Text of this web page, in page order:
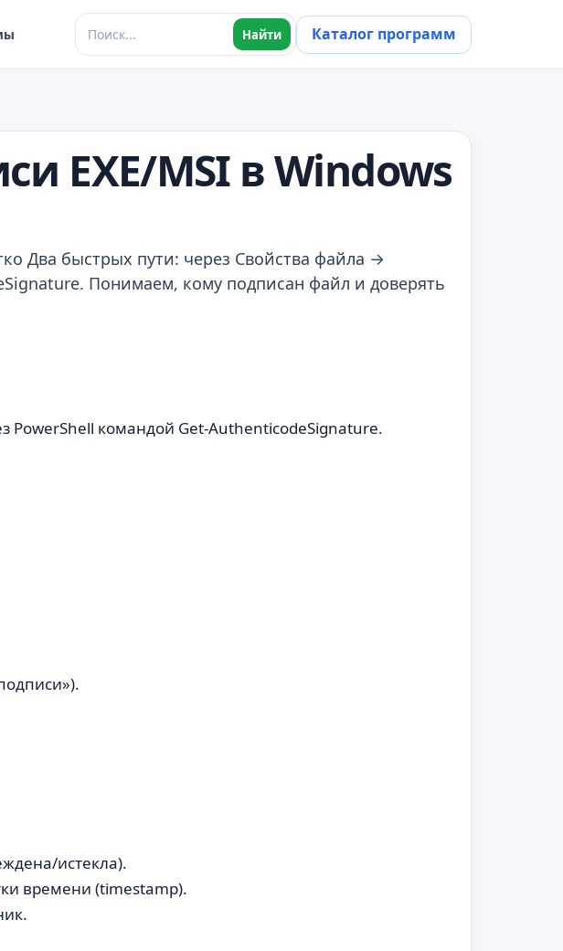
Найти Каталог программ
EXE/MSI в Windows
Два быстрых пути: через Свойства файла →
Понимаем, кому подписан файл и доверять
командой Get-AuthenticodeSignature.
истекла).
времени (timestamp).